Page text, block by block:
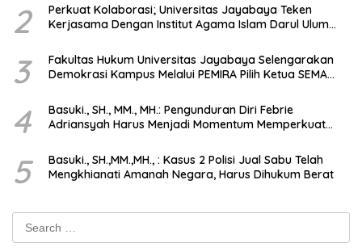
2
Perkuat Kolaborasi; Universitas Jayabaya Teken
Kerjasama Dengan Institut Agama Islam Darul Ulum
3
Fakultas Hukum Universitas Jayabaya Selengarakan
Demokrasi Kampus Melalui PEMIRA Pilih Ketua SEMA
4
Basuki., SH., MM., MH.: Pengunduran Diri Febrie
Adriansyah Harus Menjadi Momentum Memperkuat
5
Basuki., SH.,MM.,MH., : Kasus 2 Polisi Jual Sabu Telah
Mengkhianati Amanah Negara, Harus Dihukum Berat
Search
for: